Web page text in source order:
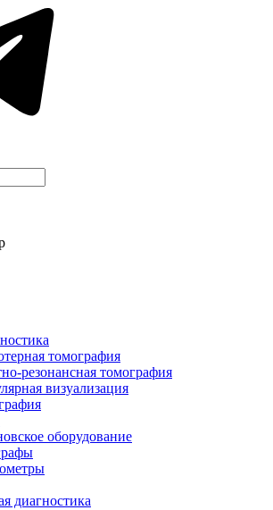
томография
резонансная томография
визуализация
оборудование
диагностика